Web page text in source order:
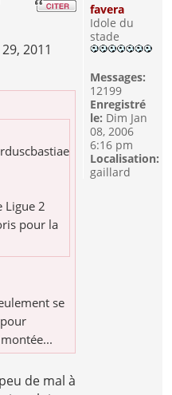
2011
Ligue 2
pour la
se
de mal à
favera
Idole du
stade
Messages:
12199
Enregistré
le: Dim Jan
08, 2006
6:16 pm
Localisation:
gaillard